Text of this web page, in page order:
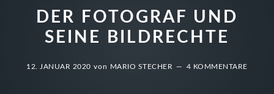
DER FOTOGRAF UND
SEINE BILDRECHTE
12. JANUAR 2020 von MARIO STECHER 4 KOMMENTARE